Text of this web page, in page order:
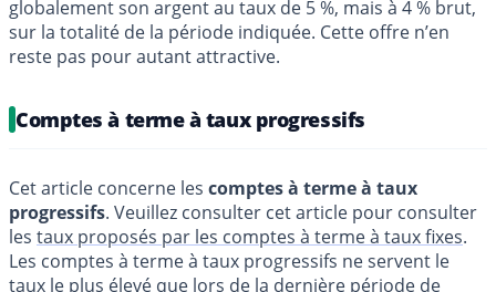
globalement son argent au taux de 5 %, mais à 4 % brut,
sur la totalité de la période indiquée. Cette offre n’en
reste pas pour autant attractive.
Comptes à terme à taux progressifs
Cet article concerne les comptes à terme à taux
progressifs. Veuillez consulter cet article pour consulter
les taux proposés par les comptes à terme à taux fixes.
Les comptes à terme à taux progressifs ne servent le
taux le plus élevé que lors de la dernière période de